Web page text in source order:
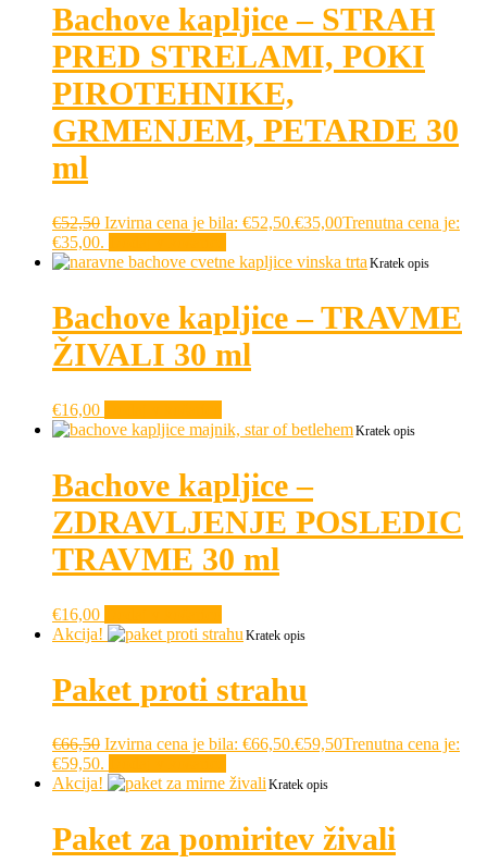
Bachove kapljice – STRAH
PRED STRELAMI, POKI
PIROTEHNIKE,
GRMENJEM, PETARDE 30
ml
€52,50 Izvirna cena je bila: €52,50.€35,00Trenutna cena je:
€35,00.
Kratek opis
Bachove kapljice – TRAVME
ŽIVALI 30 ml
€16,00
Kratek opis
Bachove kapljice –
ZDRAVLJENJE POSLEDIC
TRAVME 30 ml
€16,00
Akcija!
Kratek opis
Paket proti strahu
€66,50 Izvirna cena je bila: €66,50.€59,50Trenutna cena je:
€59,50.
Akcija!
Kratek opis
Paket za pomiritev živali